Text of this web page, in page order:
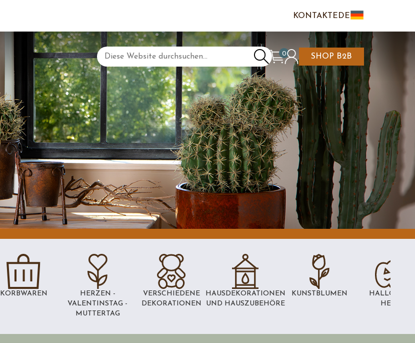
KONTAKTE DE
0
DER EINKAUFSWAGEN IST
LEER
LOGIN/REGISTRIEREN
SHOP B2B
KORBWAREN
HERZEN -
VALENTINSTAG -
MUTTERTAG
VERSCHIEDENE
DEKORATIONEN
HAUSDEKORATIONEN
UND HAUSZUBEHÖRE
KUNSTBLUMEN
HEXEN